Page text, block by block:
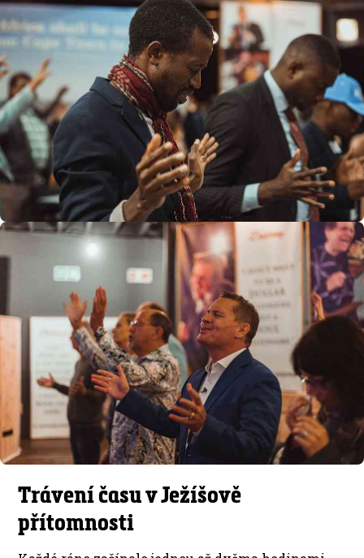
Trávení času v Ježíšově
přítomnosti